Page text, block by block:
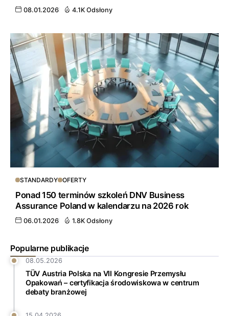
Popularne publikacje
08.05.2026
TÜV Austria Polska na VII Kongresie Przemysłu
Opakowań – certyfikacja środowiskowa w centrum
debaty branżowej
08.01.2026 4.1K Odsłony
STANDARDY OFERTY
Ponad 150 terminów szkoleń DNV Business
Assurance Poland w kalendarzu na 2026 rok
06.01.2026 1.8K Odsłony